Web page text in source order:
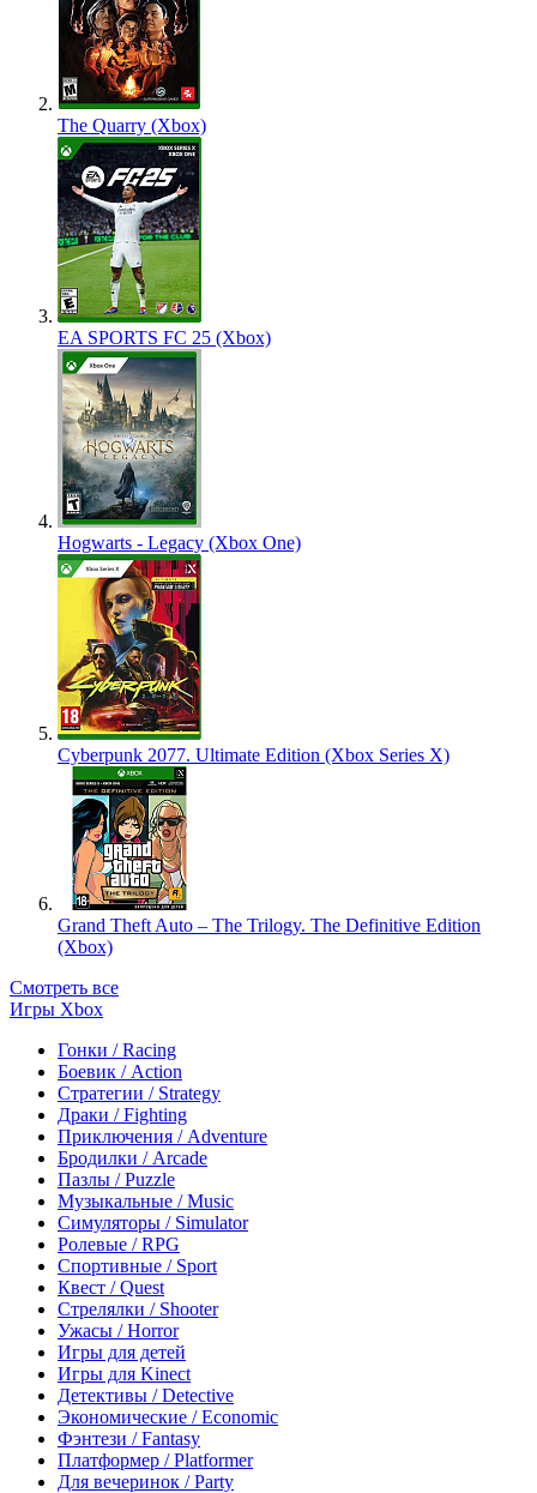
The Quarry (Xbox)
EA SPORTS FC 25 (Xbox)
Hogwarts - Legacy (Xbox One)
Cyberpunk 2077. Ultimate Edition (Xbox Series X)
Grand Theft Auto – The Trilogy. The Definitive Edition
(Xbox)
Смотреть все
Игры Xbox
Гонки / Racing
Боевик / Action
Стратегии / Strategy
Драки / Fighting
Приключения / Adventure
Бродилки / Arcade
Пазлы / Puzzle
Музыкальные / Music
Симуляторы / Simulator
Ролевые / RPG
Спортивные / Sport
Квест / Quest
Стрелялки / Shooter
Ужасы / Horror
Игры для детей
Игры для Kinect
Детективы / Detective
Экономические / Economic
Фэнтези / Fantasy
Платформер / Platformer
Для вечеринок / Party